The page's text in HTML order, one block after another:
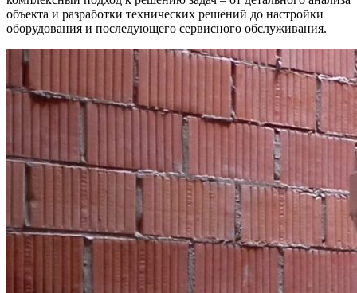
объекта и разработки технических решений до настройки
оборудования и последующего сервисного обслуживания.